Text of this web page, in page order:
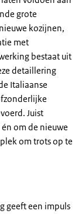
grote
kozijnen,
met
bestaat uit
detaillering
Italiaanse
Juist
om de nieuwe
om trots op te
geeft een impuls